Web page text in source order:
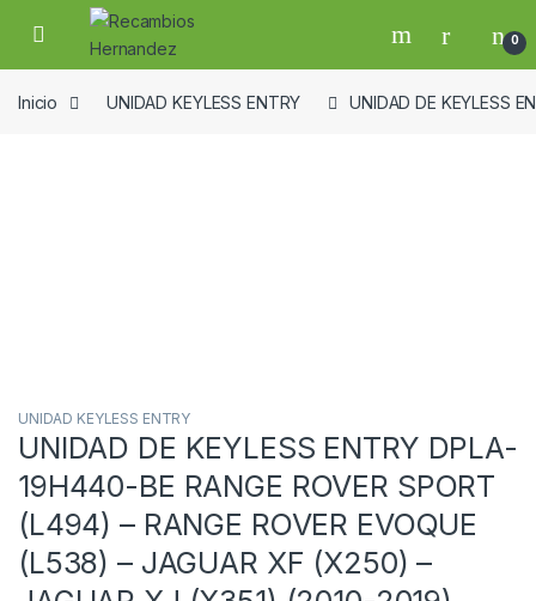
Skip to navigation
Skip to content
Open 0
Inicio UNIDAD KEYLESS ENTRY UNIDAD DE KEYLESS
UNIDAD KEYLESS ENTRY
UNIDAD DE KEYLESS ENTRY DPLA-
19H440-BE RANGE ROVER SPORT
(L494) – RANGE ROVER EVOQUE
(L538) – JAGUAR XF (X250) –